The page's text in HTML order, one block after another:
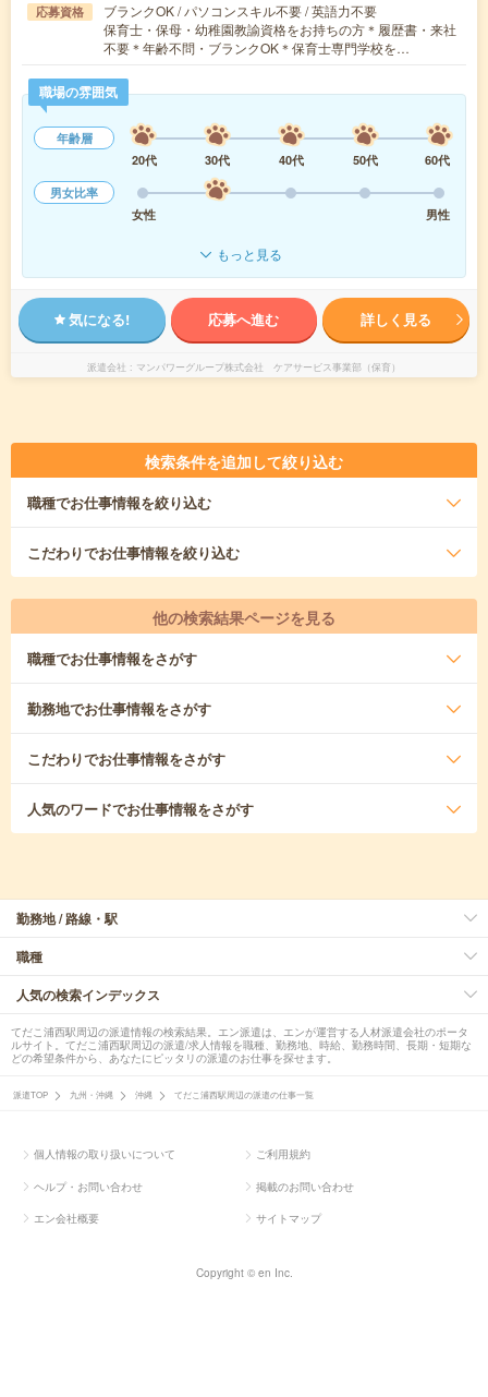
応募資格
ブランクOK / パソコンスキル不要 / 英語力不要
保育士・保母・幼稚園教諭資格をお持ちの方＊履歴書・来社
不要＊年齢不問・ブランクOK＊保育士専門学校を…
職場の雰囲気
年齢層
20代
30代 40代 50代
60代
男女比率
女性
男性
もっと見る
気になる! 応募へ進む 詳しく見る
派遣会社 マンパワーグループ株式会社 ケアサービス事業部（保育）
検索条件を追加して絞り込む
職種でお仕事情報を絞り込む
こだわりでお仕事情報を絞り込む
他の検索結果ページを見る
職種でお仕事情報をさがす
勤務地でお仕事情報をさがす
こだわりでお仕事情報をさがす
人気のワードでお仕事情報をさがす
勤務地 / 路線・駅
職種
人気の検索インデックス
てだこ浦西駅周辺の派遣情報の検索結果。エン派遣は、エンが運営する人材派遣会社のポータ
ルサイト。てだこ浦西駅周辺の派遣/求人情報を職種、勤務地、時給、勤務時間、長期・短期な
どの希望条件から、あなたにピッタリの派遣のお仕事を探せます。
派遣TOP 九州・沖縄 沖縄 てだこ浦西駅周辺の派遣の仕事一覧
個人情報の取り扱いについて ご利用規約
ヘルプ・お問い合わせ 掲載のお問い合わせ
エン会社概要 サイトマップ
Copyright © en Inc.